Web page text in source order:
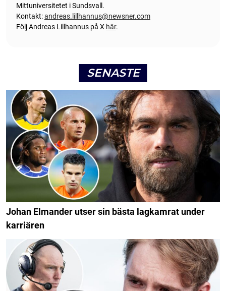
Mittuniversitetet i Sundsvall.
Kontakt:andreas.lillhannus@newsner.com
Följ Andreas Lillhannus på X här.
SENASTE
Johan Elmander utser sin bästa lagkamrat under
karriären